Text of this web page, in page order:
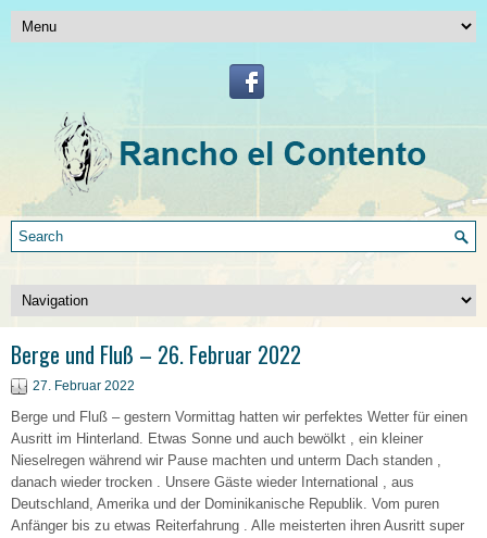
Berge und Fluß – 26. Februar 2022
27. Februar 2022
Berge und Fluß – gestern Vormittag hatten wir perfektes Wetter für einen
Ausritt im Hinterland. Etwas Sonne und auch bewölkt , ein kleiner
Nieselregen während wir Pause machten und unterm Dach standen ,
danach wieder trocken . Unsere Gäste wieder International , aus
Deutschland, Amerika und der Dominikanische Republik. Vom puren
Anfänger bis zu etwas Reiterfahrung . Alle meisterten ihren Ausritt super